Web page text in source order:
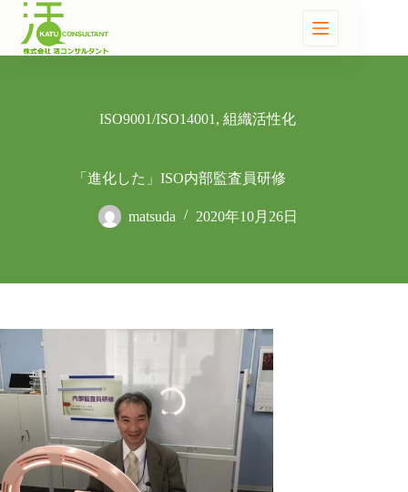
ISO9001/ISO14001 ,組織活性化
「進化した」ISO内部監査員研修
matsuda 2020年10月26日